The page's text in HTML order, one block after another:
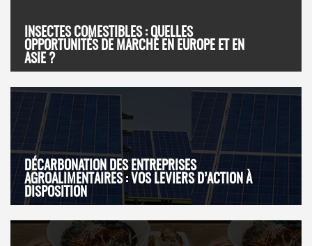
INSECTES COMESTIBLES : QUELLES
OPPORTUNITÉS DE MARCHÉ EN EUROPE ET EN
ASIE ?
DÉCARBONATION DES ENTREPRISES
AGROALIMENTAIRES : VOS LEVIERS D’ACTION À
DISPOSITION